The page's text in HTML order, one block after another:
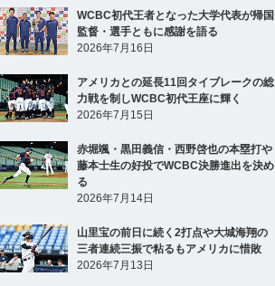
WCBC初代王者となった大学代表が帰国
監督・選手ともに感謝を語る
2026年7月16日
アメリカとの延長11回タイブレークの総
力戦を制しWCBC初代王座に輝く
2026年7月15日
赤堀颯・黒田義信・西野啓也の本塁打や
藤本士生の好投でWCBC決勝進出を決め
る
2026年7月14日
山里宝の前日に続く2打点や大城海翔の
三者連続三振で粘るもアメリカに惜敗
2026年7月13日